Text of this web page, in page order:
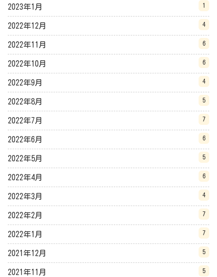
2023年1月 1
2022年12月 4
2022年11月 6
2022年10月 6
2022年9月 4
2022年8月 5
2022年7月 7
2022年6月 6
2022年5月 5
2022年4月 6
2022年3月 4
2022年2月 7
2022年1月 7
2021年12月 5
2021年11月 5